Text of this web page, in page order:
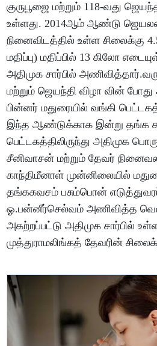
குருபூஜை மற்றும் 118-வது
உள்ளது. 2014ஆம் ஆண்டு
நினைவிடத்தில் உள்ள சிலைக்கு
மதிப்பு) மதிப்பில் 13 கிலோ
அதிமுக சார்பில்
மற்றும் ஜெயந்தி விழா வின்
பின்னர் மதுரையில் வங்கி
இந்த ஆண்டுக்காக இன்று தங்க
பெட்டகத்திலிருந்து அதிமுக
சீனிவாசன் மற்றும் தேவர்
காந்திமீனாள் முன்னிலையில்
தங்ககவசம் பசும்பொன்
ஓ.பன்னீர்செல்வம் அணிவித்த
அகற்றப்பட்டு அதிமுக சார்பில்
முத்துராமலிங்கத் தேவரின்